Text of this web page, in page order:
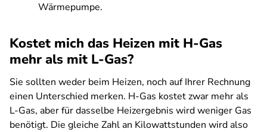
Wärmepumpe.
Kostet mich das Heizen mit H-Gas
mehr als mit L-Gas?
Sie sollten weder beim Heizen, noch auf Ihrer Rechnung
einen Unterschied merken. H-Gas kostet zwar mehr als
L-Gas, aber für dasselbe Heizergebnis wird weniger Gas
benötigt. Die gleiche Zahl an Kilowattstunden wird also